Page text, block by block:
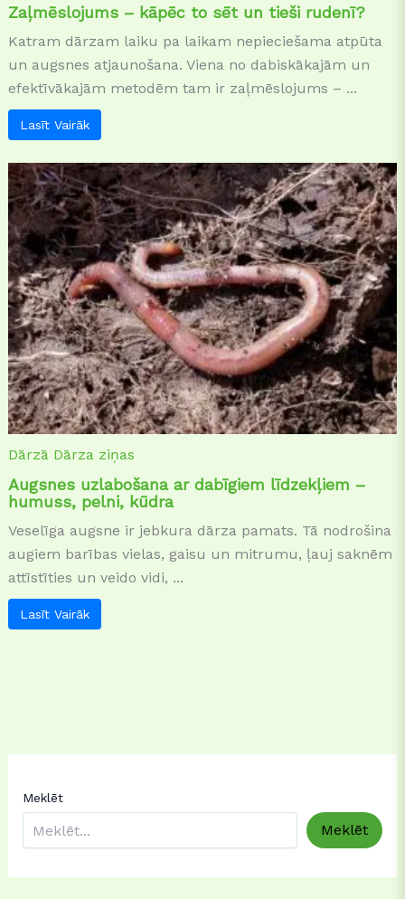
Zaļmēslojums – kāpēc to sēt un tieši rudenī?
Katram dārzam laiku pa laikam nepieciešama atpūta
un augsnes atjaunošana. Viena no dabiskākajām un
efektīvākajām metodēm tam ir zaļmēslojums – ...
Lasīt Vairāk
Dārzā Dārza ziņas
Augsnes uzlabošana ar dabīgiem līdzekļiem –
humuss, pelni, kūdra
Veselīga augsne ir jebkura dārza pamats. Tā nodrošina
augiem barības vielas, gaisu un mitrumu, ļauj saknēm
attīstīties un veido vidi, ...
Lasīt Vairāk
Meklēt
Meklēt